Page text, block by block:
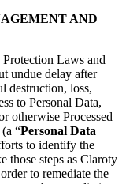
AND
Laws and
undue delay after
destruction, loss,
to Personal Data,
otherwise Processed
“Personal Data
to identify the
those steps as Claroty
to remediate the